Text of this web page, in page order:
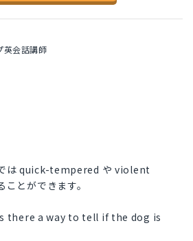
英会話講師
では quick-tempered や violent
とができます。
there a way to tell if the dog is